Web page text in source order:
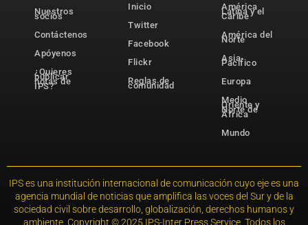
Nuestros
socios
Contáctenos
Apóyenos
¿Quieres
publicar
notas de
IPS?
Inicio
Twitter
Facebook
Flickr
Reglas de
comunidad
América
Latina y el
Caribe
América del
Norte
Asia-
Pacífico
Europa
Medio
Oriente y
Norte de
África
Mundo
IPS es una institución internacional de comunicación cuyo eje es una
agencia mundial de noticias que amplifica las voces del Sur y de la
sociedad civil sobre desarrollo, globalización, derechos humanos y
ambiente. Copyright © 2025 IPS-Inter Press Service. Todos los